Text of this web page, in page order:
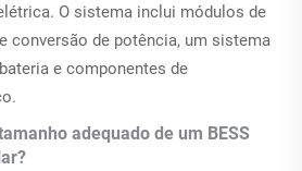
O sistema inclui módulos de
conversão de potência, um sistema
e componentes de
adequado de um BESS